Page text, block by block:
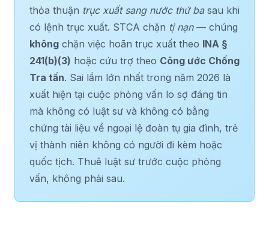
thỏa thuận trục xuất sang nước thứ basau khi
có lệnh trục xuất. STCA chặn tị nạn— chúng
không chặn việc hoãn trục xuất theo INA §
241(b)(3) hoặc cứu trợ theo Công ước Chống
Tra tấn. Sai lầm lớn nhất trong năm 2026 là
xuất hiện tại cuộc phỏng vấn lo sợ đáng tin
mà không có luật sư và không có bằng
chứng tài liệu về ngoại lệ đoàn tụ gia đình, trẻ
vị thành niên không có người đi kèm hoặc
quốc tịch. Thuê luật sư trước cuộc phỏng
vấn, không phải sau.